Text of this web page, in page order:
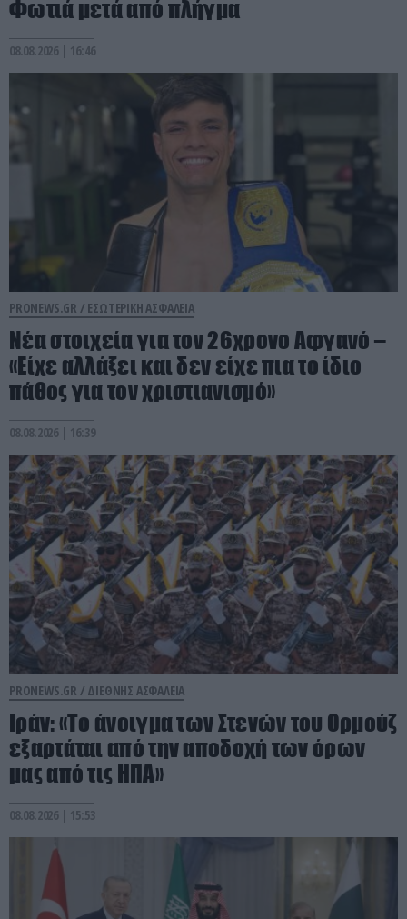
Φωτιά μετά από πλήγμα
08.08.2026 | 16:46
PRONEWS.GR / ΕΣΩΤΕΡΙΚΗ ΑΣΦΑΛΕΙΑ
Νέα στοιχεία για τον 26χρονο Αφγανό –
«Είχε αλλάξει και δεν είχε πια το ίδιο
πάθος για τον χριστιανισμό»
08.08.2026 | 16:39
PRONEWS.GR / ΔΙΕΘΝΗΣ ΑΣΦΑΛΕΙΑ
Ιράν: «Το άνοιγμα των Στενών του Ορμούζ
εξαρτάται από την αποδοχή των όρων
μας από τις ΗΠΑ»
08.08.2026 | 15:53